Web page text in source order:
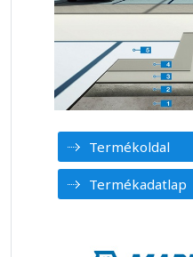
Termékoldal
Termékadatlap